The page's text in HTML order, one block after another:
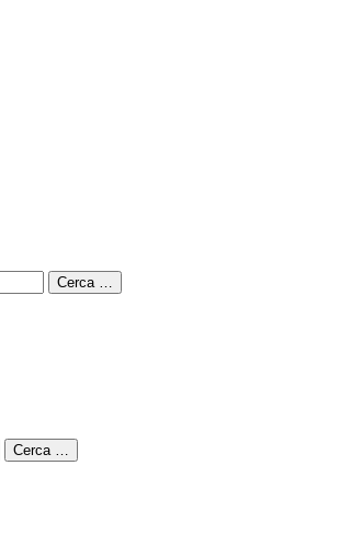
Cerca …
Cerca …